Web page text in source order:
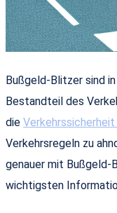
Bußgeld-Blitzer sind
Bestandteil des
die Verkehrssicherheit
Verkehrsregeln zu
genauer mit Bußgeld-
wichtigsten